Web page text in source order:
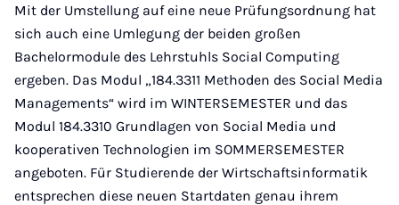
Mit der Umstellung auf eine neue Prüfungsordnung hat
sich auch eine Umlegung der beiden großen
Bachelormodule des Lehrstuhls Social Computing
ergeben. Das Modul „184.3311 Methoden des Social Media
Managements“ wird im WINTERSEMESTER und das
Modul 184.3310 Grundlagen von Social Media und
kooperativen Technologien im SOMMERSEMESTER
angeboten. Für Studierende der Wirtschaftsinformatik
entsprechen diese neuen Startdaten genau ihrem